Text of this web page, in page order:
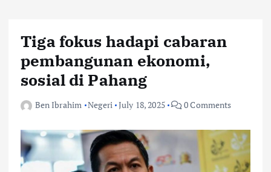
Tiga fokus hadapi cabaran
pembangunan ekonomi,
sosial di Pahang
Ben Ibrahim Negeri July 18, 2025 0 Comments